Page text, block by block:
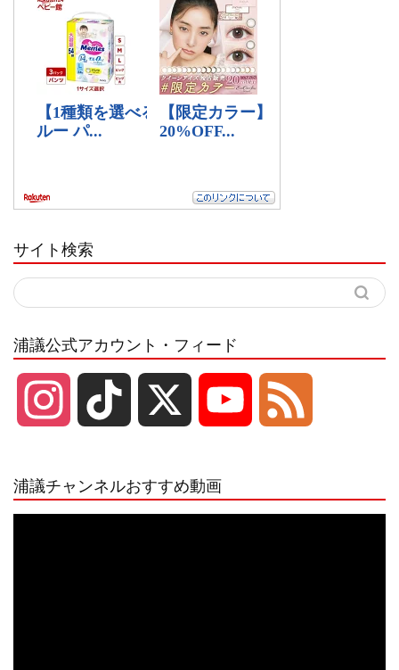
サイト検索
浦議公式アカウント・フィード
浦議チャンネルおすすめ動画